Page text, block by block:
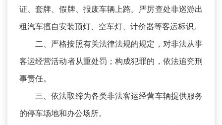
证、套牌、假牌、报废车辆上路。严厉查处非巡游出
租汽车擅自安装顶灯、空车灯、计价器等客运标识。
二、严格按照有关法律法规的规定，对非法从事
客运经营活动者从重处罚；构成犯罪的，依法追究刑
事责任。
三、依法取缔为各类非法客运经营车辆提供服务
的停车场地和办公场所。